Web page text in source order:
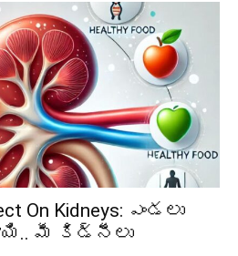
On Kidneys: ఎండలు
మీ కిడ్నీలు